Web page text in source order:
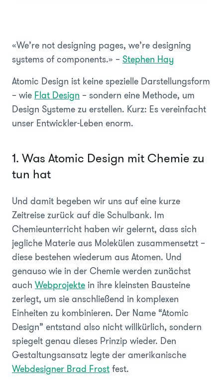
«We’re not designing pages, we’re designing
systems of components.» – Stephen Hay
Atomic Design ist keine spezielle Darstellungsform
– wie Flat Design – sondern eine Methode, um
Design Systeme zu erstellen. Kurz: Es vereinfacht
unser Entwickler-Leben enorm.
1. Was Atomic Design mit Chemie zu
tun hat
Und damit begeben wir uns auf eine kurze
Zeitreise zurück auf die Schulbank. Im
Chemieunterricht haben wir gelernt, dass sich
jegliche Materie aus Molekülen zusammensetzt –
diese bestehen wiederum aus Atomen. Und
genauso wie in der Chemie werden zunächst
auch Webprojekte in ihre kleinsten Bausteine
zerlegt, um sie anschließend in komplexen
Einheiten zu kombinieren. Der Name “Atomic
Design” entstand also nicht willkürlich, sondern
spiegelt genau dieses Prinzip wieder. Den
Gestaltungsansatz legte der amerikanische
Webdesigner Brad Frostfest.